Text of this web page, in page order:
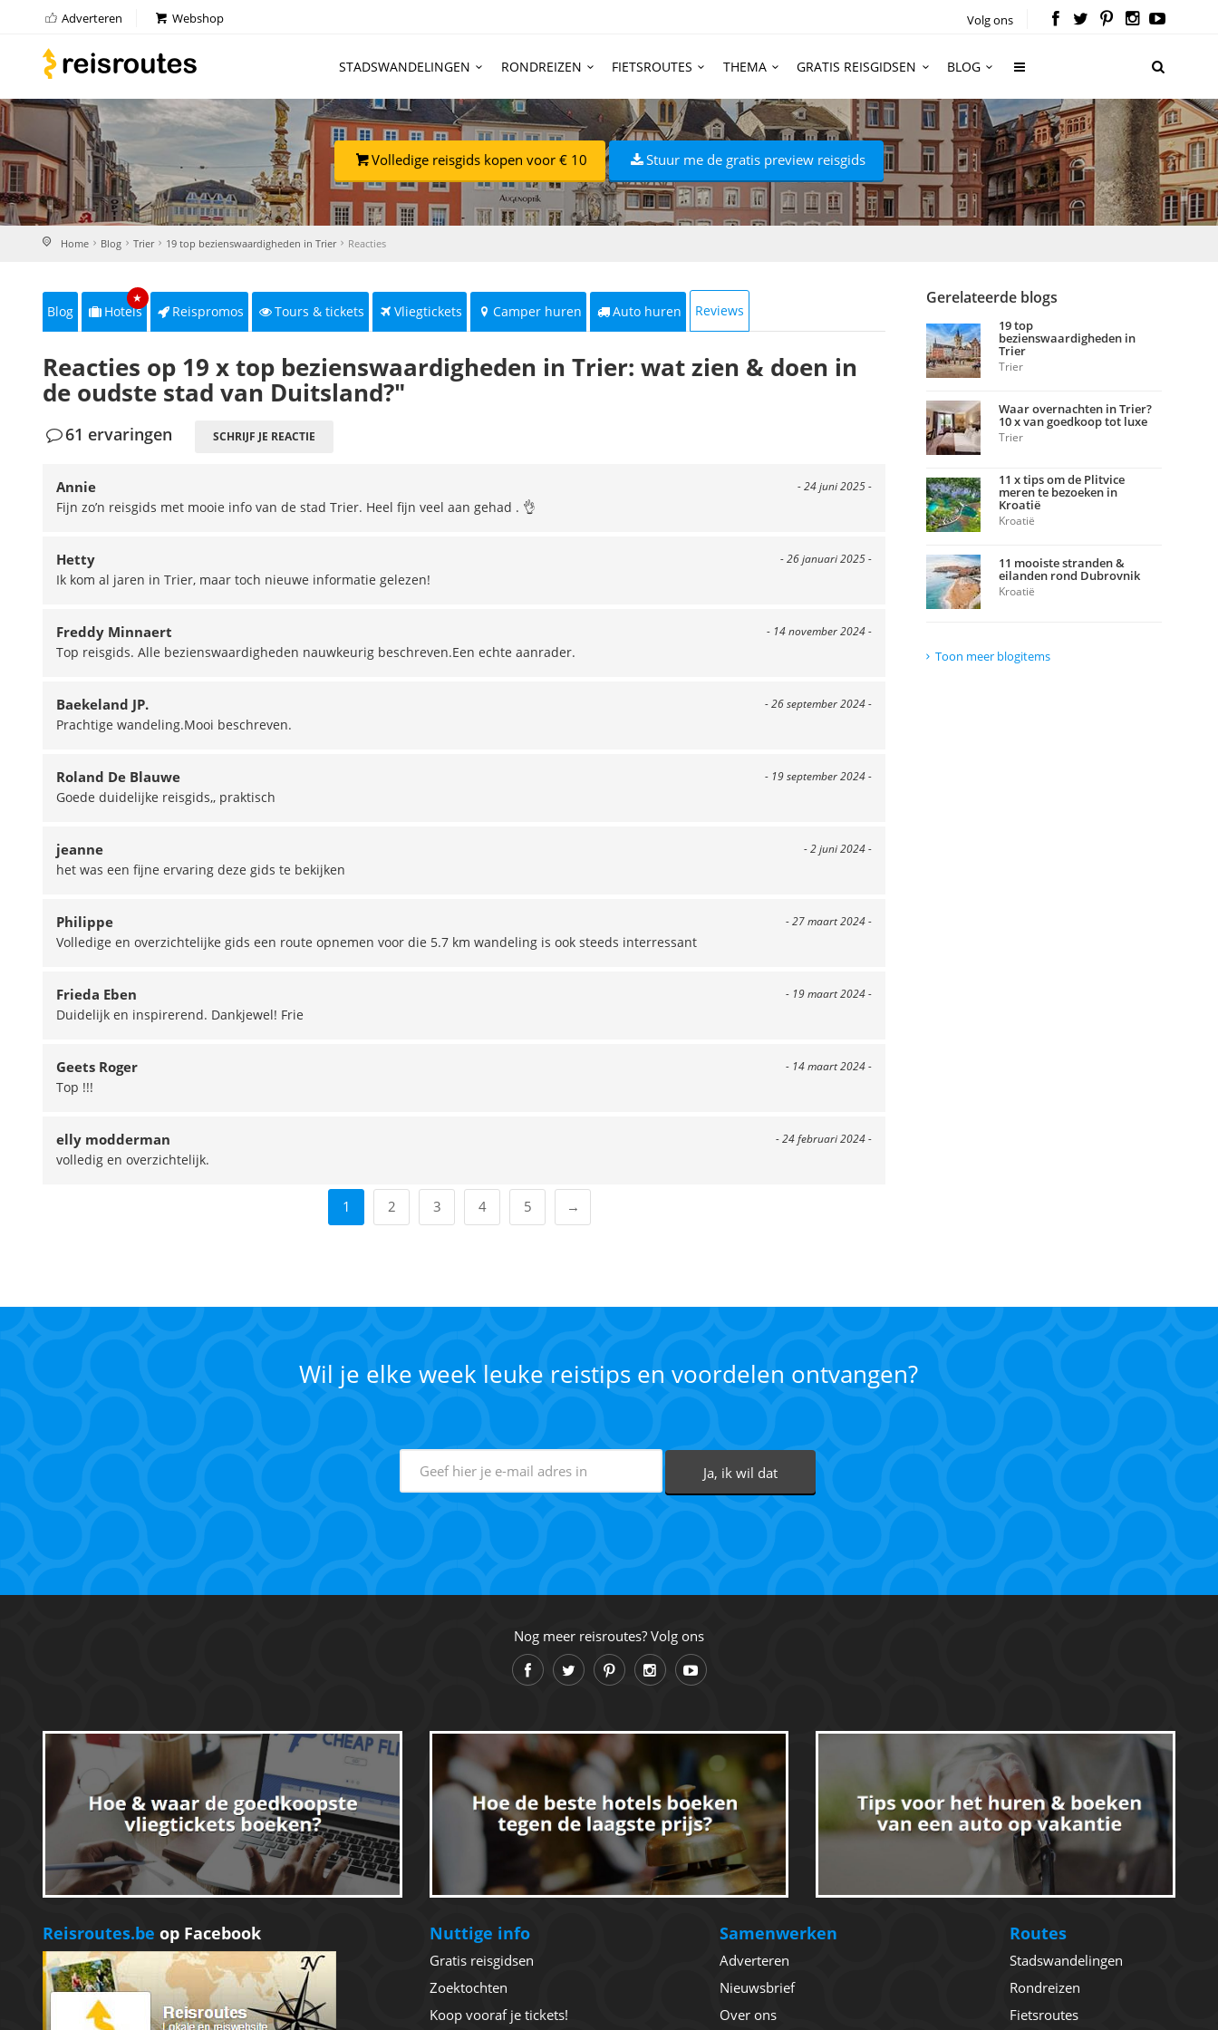
Adverteren Webshop Volg ons
STADSWANDELINGEN RONDREIZEN FIETSROUTES THEMA GRATIS REISGIDSEN BLOG
Volledige reisgids kopen voor € 10 Stuur me de gratis preview reisgids
Home Blog Trier 19 top bezienswaardigheden in Trier Reacties
Blog Hotels
★
Reispromos Tours & tickets Vliegtickets Camper huren Auto huren Reviews
Reacties op 19 x top bezienswaardigheden in Trier: wat zien & doen in
de oudste stad van Duitsland?"
61 ervaringen SCHRIJF JE REACTIE
- 24 juni 2025 -
Annie
Fijn zo’n reisgids met mooie info van de stad Trier. Heel fijn veel aan gehad . 👌
- 26 januari 2025 -
Hetty
Ik kom al jaren in Trier, maar toch nieuwe informatie gelezen!
- 14 november 2024 -
Freddy Minnaert
Top reisgids. Alle bezienswaardigheden nauwkeurig beschreven.Een echte aanrader.
- 26 september 2024 -
Baekeland JP.
Prachtige wandeling.Mooi beschreven.
- 19 september 2024 -
Roland De Blauwe
Goede duidelijke reisgids,, praktisch
- 2 juni 2024 -
jeanne
het was een fijne ervaring deze gids te bekijken
- 27 maart 2024 -
Philippe
Volledige en overzichtelijke gids een route opnemen voor die 5.7 km wandeling is ook steeds interressant
- 19 maart 2024 -
Frieda Eben
Duidelijk en inspirerend. Dankjewel! Frie
- 14 maart 2024 -
Geets Roger
Top !!!
- 24 februari 2024 -
elly modderman
volledig en overzichtelijk.
1 2 3 4 5 →
Gerelateerde blogs
19 top
bezienswaardigheden in
Trier
Trier
Waar overnachten in Trier?
10 x van goedkoop tot luxe
Trier
11 x tips om de Plitvice
meren te bezoeken in
Kroatië
Kroatië
11 mooiste stranden &
eilanden rond Dubrovnik
Kroatië
Toon meer blogitems
Wil je elke week leuke reistips en voordelen ontvangen?
Nog meer reisroutes? Volg ons
Reisroutes.be op Facebook Nuttige info
Gratis reisgidsen
Zoektochten
Koop vooraf je tickets!
Samenwerken
Adverteren
Nieuwsbrief
Over ons
Routes
Stadswandelingen
Rondreizen
Fietsroutes